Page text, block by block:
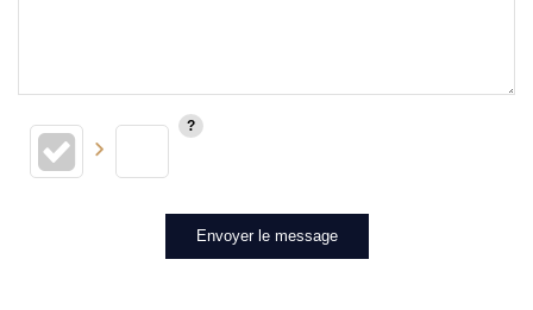
Envoyer le message